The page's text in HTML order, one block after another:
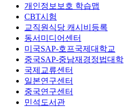
개인정보보호 학습맵
CBT시험
교직원식당 캐시비등록
동서미디어센터
미국SAP-호프국제대학교
중국SAP-중남재경정법대학
국제교류센터
일본연구센터
중국연구센터
민석도서관